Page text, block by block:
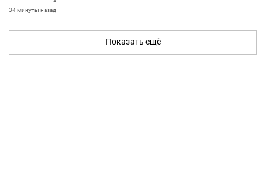
34 минуты назад
Показать ещё